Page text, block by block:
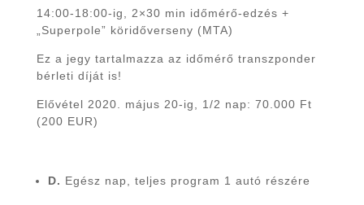
14:00-18:00-ig, 2×30 min időmérő-edzés +
„Superpole” köridőverseny (MTA)
Ez a jegy tartalmazza az időmérő transzponder
bérleti díját is!
Elővétel 2020. május 20-ig, 1/2 nap: 70.000 Ft
(200 EUR)
D. Egész nap, teljes program 1 autó részére